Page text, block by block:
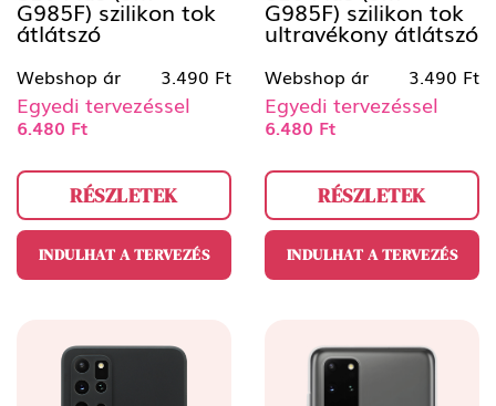
G985F) szilikon tok
átlátszó
Webshop ár 3.490 Ft
Egyedi tervezéssel
6.480 Ft
RÉSZLETEK
INDULHAT A TERVEZÉS
G985F) szilikon tok
ultravékony átlátszó
Webshop ár 3.490 Ft
Egyedi tervezéssel
6.480 Ft
RÉSZLETEK
INDULHAT A TERVEZÉS